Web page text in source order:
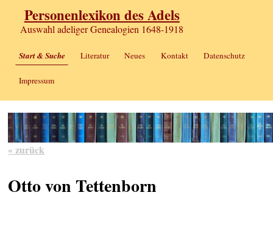
Personenlexikon des Adels
Auswahl adeliger Genealogien 1648-1918
Start & Suche Literatur Neues Kontakt Datenschutz
Impressum
« zurück
Otto von Tettenborn